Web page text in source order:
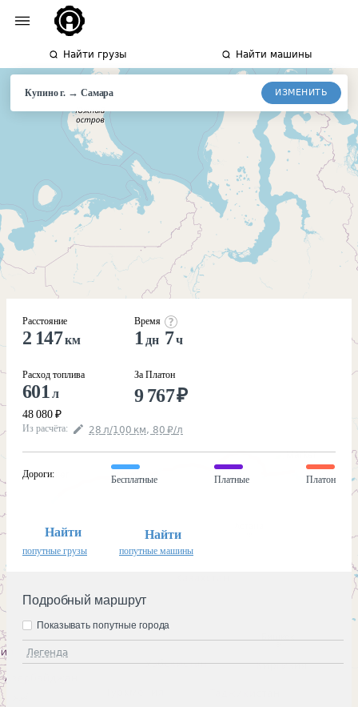
Найти грузы Найти машины
Купино г. → Самара ИЗМЕНИТЬ
Расстояние
2 147км
Расход топлива
601 л
48 080 ₽
Время
1 дн 7ч
За Платон
9 767₽
Из расчёта: 28 л/100 км, 80 ₽/л
Дороги:
Бесплатные Платные Платон
Найти
попутные грузы
Найти
попутные машины
Подробный маршрут
Легенда
Показывать попутные города